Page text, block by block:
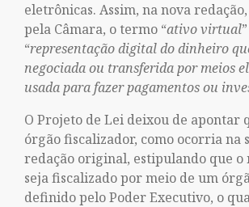
eletrônicas. Assim, na nova
pela Câmara, o termo “ativo virtual
“representação digital do dinheiro
negociada ou transferida por meios
usada para fazer pagamentos ou
O Projeto de Lei deixou de apontar
órgão fiscalizador, como ocorria na
redação original, estipulando que o
seja fiscalizado por meio de um
definido pelo Poder Executivo, o